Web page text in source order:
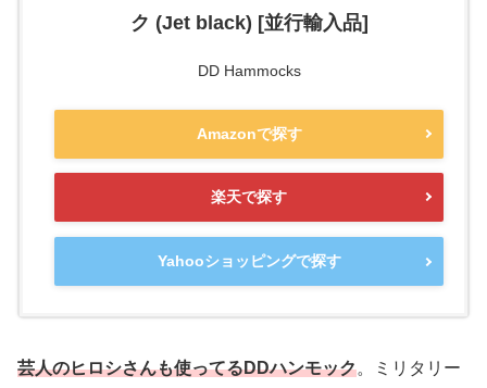
ク (Jet black) [並行輸入品]
DD Hammocks
Amazonで探す
楽天で探す
Yahooショッピングで探す
芸人のヒロシさんも使ってるDDハンモック。ミリタリー